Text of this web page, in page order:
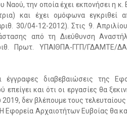
Ναού, την οποία έχει εκπονήσει η κ.
και έχει ομόφωνα εγκριθεί
30/04-12-2012). Στις 9.
από τη Διεύθυνση
Πρωτ. ΥΠΑΙΘΠΑ-ΓΓΠ/ΓΔΑΜΤΕ/
διαβεβαιώσεις της
και ότι οι εργασίες θα
δεν βλέπουμε τους τελευταίους
Εφορεία Αρχαιοτήτων Ευβοίας θα